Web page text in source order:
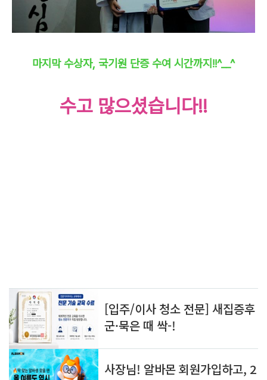
마지막 수상자, 국기원 단증 수여 시간까지!!^__^
수고 많으셨습니다!!